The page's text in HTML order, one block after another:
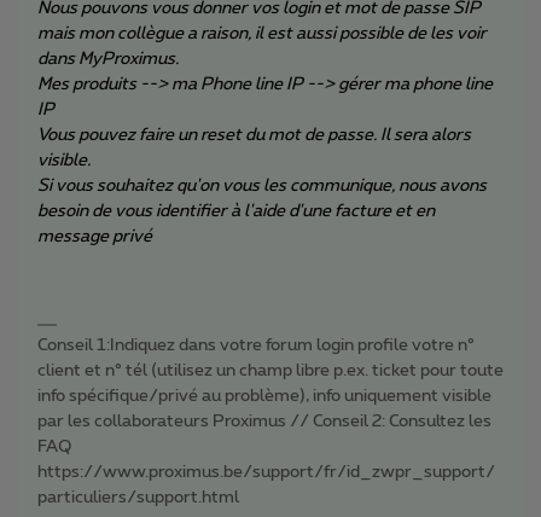
Nous pouvons vous donner vos login et mot de passe SIP
mais mon collègue a raison, il est aussi possible de les voir
dans MyProximus.
Mes produits --> ma Phone line IP --> gérer ma phone line
IP
Vous pouvez faire un reset du mot de passe. Il sera alors
visible.
Si vous souhaitez qu'on vous les communique, nous avons
besoin de vous identifier à l'aide d'une facture et en
message privé
Conseil 1:Indiquez dans votre forum login profile votre n°
client et n° tél (utilisez un champ libre p.ex. ticket pour toute
info spécifique/privé au problème), info uniquement visible
par les collaborateurs Proximus // Conseil 2: Consultez les
FAQ
https://www.proximus.be/support/fr/id_zwpr_support/
particuliers/support.html